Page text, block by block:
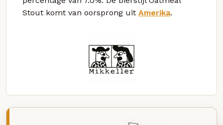
Stout komt van oorsprong uit Amerika.